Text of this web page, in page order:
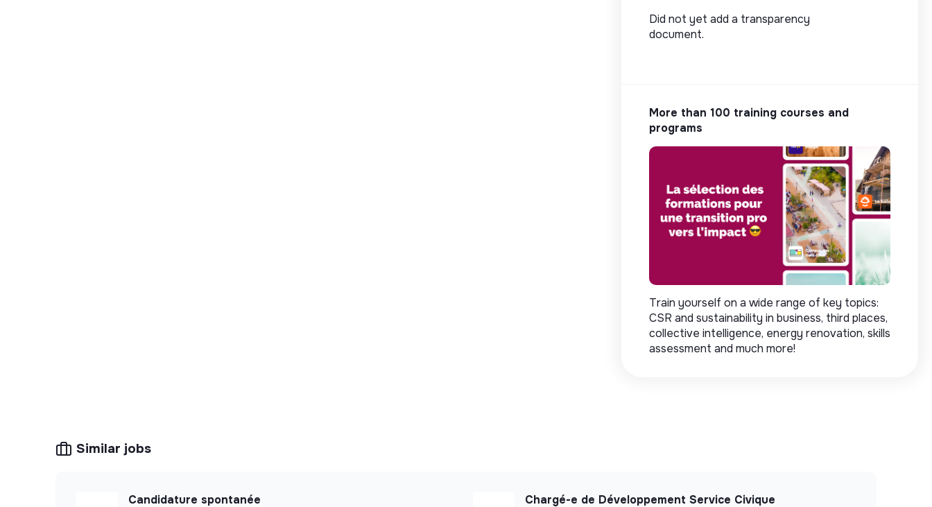
Did not yet add a transparency
document.
More than 100 training courses and
programs
Train yourself on a wide range of key topics:
CSR and sustainability in business, third places,
collective intelligence, energy renovation, skills
assessment and much more!
Similar jobs
Candidature spontanée
Chargé-e de Développement Service Civique